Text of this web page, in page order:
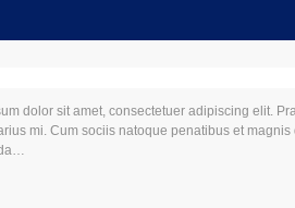
dolor sit amet, consectetuer adipiscing elit.
mi. Cum sociis natoque penatibus et magnis